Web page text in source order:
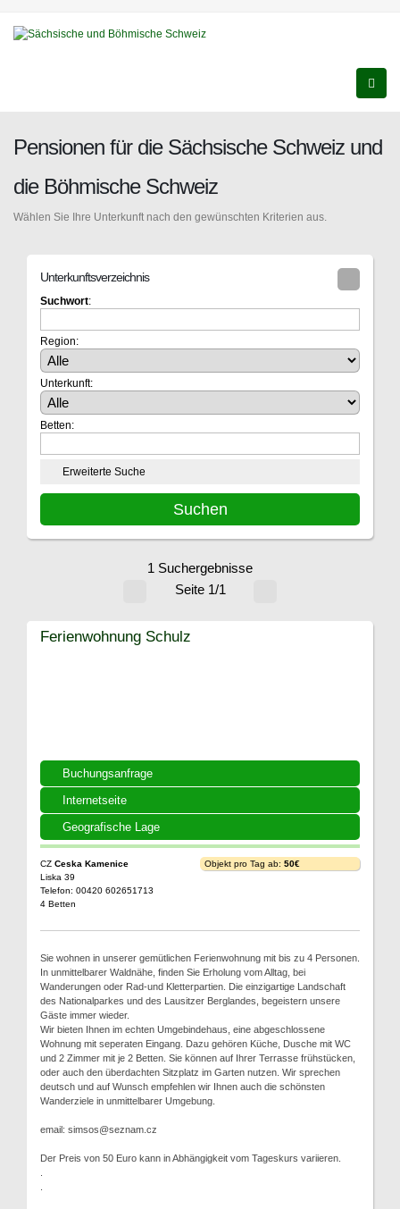
Pensionen für die Sächsische Schweiz und
die Böhmische Schweiz
Wählen Sie Ihre Unterkunft nach den gewünschten Kriterien aus.
Unterkunftsverzeichnis
Suchwort:
Region:
Unterkunft:
Betten:
Erweiterte Suche
1 Suchergebnisse
Seite 1/1
Buchungsanfrage
Internetseite
Geografische Lage
Ferienwohnung Schulz
CZ Ceska Kamenice
Liska 39
Telefon: 00420 602651713
4 Betten
Objekt pro Tag ab: 50€
Sie wohnen in unserer gemütlichen Ferienwohnung mit bis zu 4 Personen.
In unmittelbarer Waldnähe, finden Sie Erholung vom Alltag, bei
Wanderungen oder Rad-und Kletterpartien. Die einzigartige Landschaft
des Nationalparkes und des Lausitzer Berglandes, begeistern unsere
Gäste immer wieder.
Wir bieten Ihnen im echten Umgebindehaus, eine abgeschlossene
Wohnung mit seperaten Eingang. Dazu gehören Küche, Dusche mit WC
und 2 Zimmer mit je 2 Betten. Sie können auf Ihrer Terrasse frühstücken,
oder auch den überdachten Sitzplatz im Garten nutzen. Wir sprechen
deutsch und auf Wunsch empfehlen wir Ihnen auch die schönsten
Wanderziele in unmittelbarer Umgebung.
email: simsos@seznam.cz
Der Preis von 50 Euro kann in Abhängigkeit vom Tageskurs variieren.